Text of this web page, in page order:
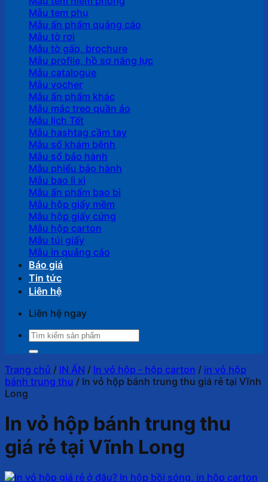
Mẫu tem phụ
Mẫu ấn phẩm quảng cáo
Mẫu tờ rơi
Mẫu tờ gấp, brochure
Mẫu profile, hồ sơ năng lực
Mẫu catalogue
Mẫu vocher
Mẫu ấn phẩm khác
Mẫu mác treo quần áo
Mẫu lịch Tết
Mẫu hashtag cầm tay
Mẫu sổ khám bệnh
Mẫu sổ bảo hành
Mẫu phiếu bảo hành
Mẫu bao lì xì
Mẫu ấn phẩm bao bì
Mẫu hộp giấy mềm
Mẫu hộp giấy cứng
Mẫu hộp carton
Mẫu túi giấy
Mẫu in quảng cáo
Báo giá
Tin tức
Liên hệ
Liên hệ ngay
Tìm
kiếm:
Trang chủ / IN ẤN / In vỏ hộp - hộp carton / in vỏ hộp
bánh trung thu / In vỏ hộp bánh trung thu giá rẻ tại Vĩnh
Long
In vỏ hộp bánh trung thu
giá rẻ tại Vĩnh Long